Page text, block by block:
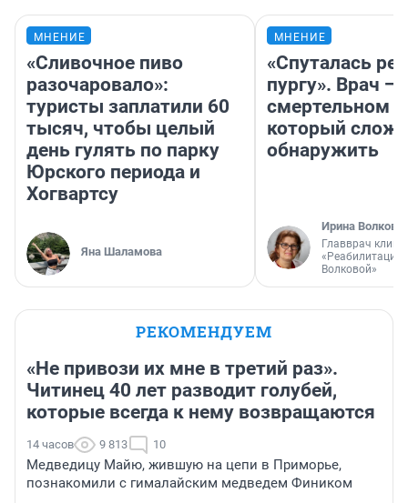
МНЕНИЕ
«Сливочное пиво
разочаровало»:
туристы заплатили 60
тысяч, чтобы целый
день гулять по парку
Юрского периода и
Хогвартсу
Яна Шаламова
МНЕНИЕ
«Спуталась
пургу». Врач —
смертельном
который
обнаружить
Ирина Волкова
Главврач
«Реабилитация
Волковой»
РЕКОМЕНДУЕМ
«Не привози их мне в третий раз».
Читинец 40 лет разводит голубей,
которые всегда к нему возвращаются
14 часов 9 813 10
Медведицу Майю, жившую на цепи в Приморье,
познакомили с гималайским медведем Фиником